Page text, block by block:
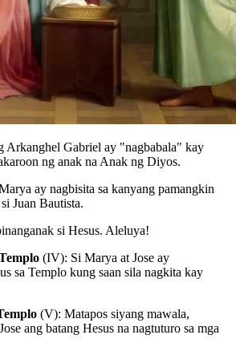
Arkanghel Gabriel ay "nagbabala" kay
ng anak na Anak ng Diyos.
ay nagbisita sa kanyang pamangkin
Juan Bautista.
si Hesus. Aleluya!
(IV): Si Marya at Jose ay
sa Templo kung saan sila nagkita kay
(V): Matapos siyang mawala,
ang batang Hesus na nagtuturo sa mga